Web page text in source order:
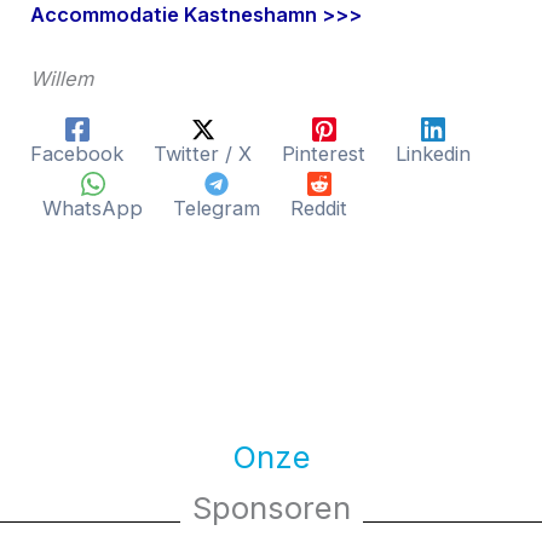
Accommodatie Kastneshamn >>>
Willem
Facebook Twitter / X Pinterest Linkedin
WhatsApp Telegram Reddit
Onze
Sponsoren